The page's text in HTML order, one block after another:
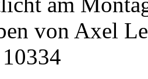
von Axel